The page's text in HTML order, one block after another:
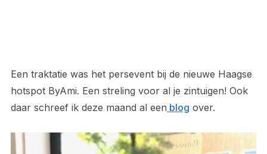
Een traktatie was het persevent bij de nieuwe Haagse
hotspot ByAmi. Een streling voor al je zintuigen! Ook
daar schreef ik deze maand al een blog over.